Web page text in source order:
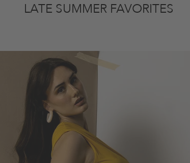
LATE SUMMER FAVORITES